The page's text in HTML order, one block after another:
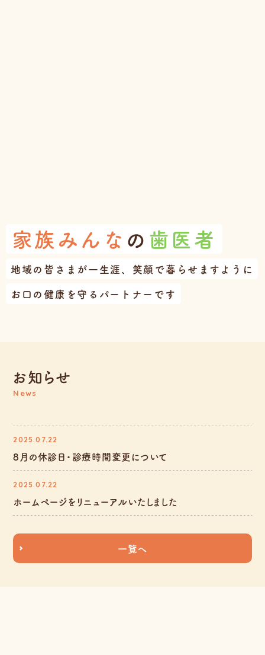
家族みんな の 歯医者
地域の皆さまが一生涯、笑顔で暮らせますように
お口の健康を守るパートナーです
お知らせ
News
2025.07.22
8月の休診日・診療時間変更について
2025.07.22
ホームページをリニューアルいたしました
一覧へ